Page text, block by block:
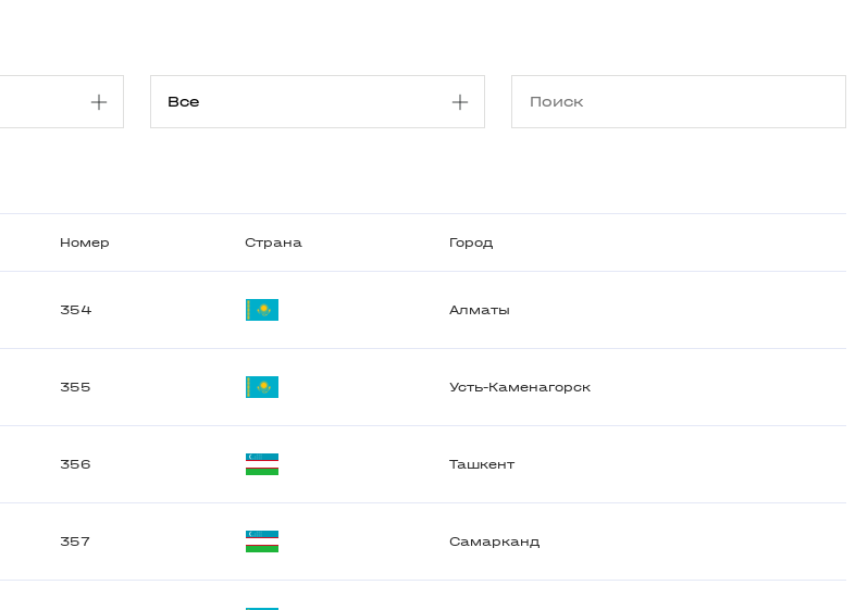
Номер Страна Город
354 Алматы
355 Усть-Каменагорск
356 Ташкент
357 Самарканд